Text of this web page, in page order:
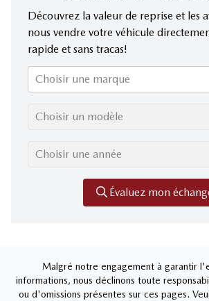
Découvrez la valeur de reprise et les
nous vendre votre véhicule
rapide et sans tracas!
Choisir une marque
Choisir un modèle
Choisir une année
Évaluez mon
Malgré notre engagement à garantir
informations, nous déclinons toute
ou d'omissions présentes sur ces pages.